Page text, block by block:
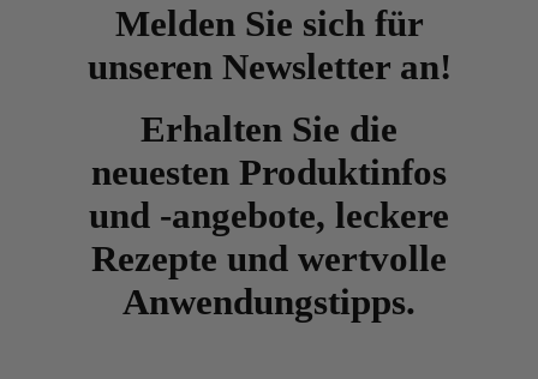
Melden Sie sich für
unseren Newsletter an!
Erhalten Sie die
neuesten Produktinfos
und -angebote, leckere
Rezepte und wertvolle
Anwendungstipps.